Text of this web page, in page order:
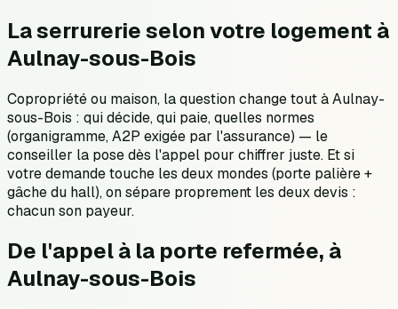
La serrurerie selon votre logement à
Aulnay-sous-Bois
Copropriété ou maison, la question change tout à Aulnay-
sous-Bois : qui décide, qui paie, quelles normes
(organigramme, A2P exigée par l'assurance) — le
conseiller la pose dès l'appel pour chiffrer juste. Et si
votre demande touche les deux mondes (porte palière +
gâche du hall), on sépare proprement les deux devis :
chacun son payeur.
De l'appel à la porte refermée, à
Aulnay-sous-Bois